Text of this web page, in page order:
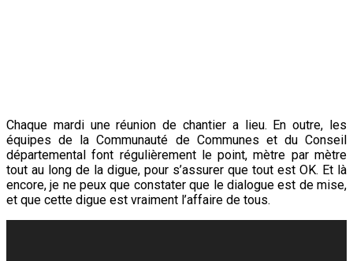
Chaque mardi une réunion de chantier a lieu. En outre, les
équipes de la Communauté de Communes et du Conseil
départemental font régulièrement le point, mètre par mètre
tout au long de la digue, pour s’assurer que tout est OK. Et là
encore, je ne peux que constater que le dialogue est de mise,
et que cette digue est vraiment l’affaire de tous.